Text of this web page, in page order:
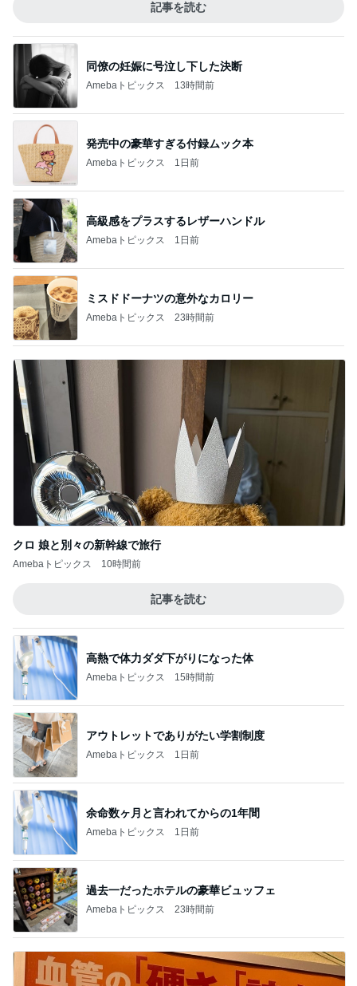
記事を読む
同僚の妊娠に号泣し下した決断
Amebaトピックス 13時間前
発売中の豪華すぎる付録ムック本
Amebaトピックス 1日前
高級感をプラスするレザーハンドル
Amebaトピックス 1日前
ミスドドーナツの意外なカロリー
Amebaトピックス 23時間前
クロ 娘と別々の新幹線で旅行
Amebaトピックス 10時間前
記事を読む
高熱で体力ダダ下がりになった体
Amebaトピックス 15時間前
アウトレットでありがたい学割制度
Amebaトピックス 1日前
余命数ヶ月と言われてからの1年間
Amebaトピックス 1日前
過去一だったホテルの豪華ビュッフェ
Amebaトピックス 23時間前